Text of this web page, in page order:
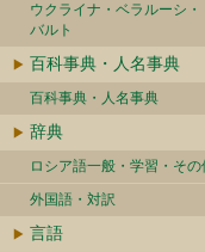
ウクライナ・ベラルーシ・
バルト
百科事典・人名事典
百科事典・人名事典
辞典
ロシア語一般・学習・その
外国語・対訳
言語